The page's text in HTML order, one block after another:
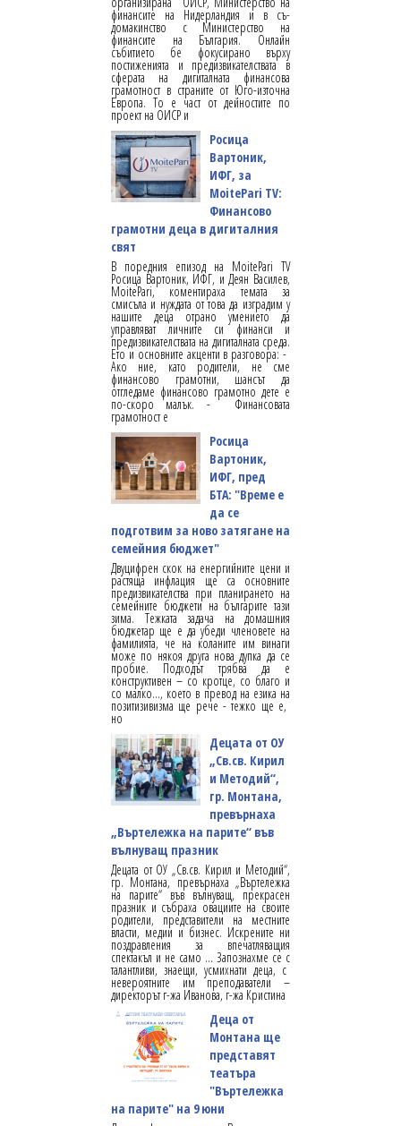
финансите на Нидерландия и в съ-
домакинство с Министерство на
финансите на България. Онлайн
събитието бе фокусирано върху
постиженията и предизвикателствата в
сферата на дигиталната финансова
грамотност в страните от Юго-източна
Европа. То е част от дейностите по
проект на ОИСР и
Росица
Вартоник,
ИФГ, за
MoitePari TV:
Финансово
грамотни деца в дигиталния
свят
В поредния епизод на MoitePari TV
Росица Вартоник, ИФГ, и Деян Василев,
MoitePari, коментираха темата за
смисъла и нуждата от това да изградим у
нашите деца отрано умението да
управляват личните си финанси и
предизвикателствата на дигиталната среда.
Ето и основните акценти в разговора: -
Ако ние, като родители, не сме
финансово грамотни, шансът да
отгледаме финансово грамотно дете е
по-скоро малък. - Финансовата
грамотност е
Росица
Вартоник,
ИФГ, пред
БТА: "Време е
да се
подготвим за ново затягане на
семейния бюджет"
Двуцифрен скок на енергийните цени и
растяща инфлация ще са основните
предизвикателства при планирането на
семейните бюджети на българите тази
зима. Тежката задача на домашния
бюджетар ще е да убеди членовете на
фамилията, че на коланите им винаги
може по някоя друга нова дупка да се
пробие. Подходът трябва да е
конструктивен – со кротце, со благо и
со малко…, което в превод на езика на
позитизивизма ще рече - тежко ще е,
но
Децата от ОУ
„Св.св. Кирил
и Методий“,
гр. Монтана,
превърнаха
„Въртележка на парите“ във
вълнуващ празник
Децата от ОУ „Св.св. Кирил и Методий“,
гр. Монтана, превърнаха „Въртележка
на парите“ във вълнуващ, прекрасен
празник и събраха овациите на своите
родители, представители на местните
власти, медии и бизнес. Искрените ни
поздравления за впечатляващия
спектакъл и не само … Запознахме се с
талантливи, знаещи, усмихнати деца, с
невероятните им преподаватели –
директорът г-жа Иванова, г-жа Кристина
Деца от
Монтана ще
представят
театъра
"Въртележка
на парите" на 9 юни